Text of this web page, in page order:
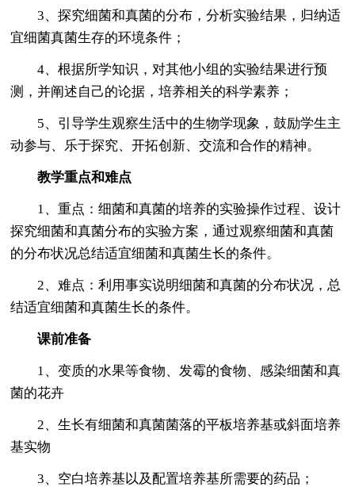
3、探究细菌和真菌的分布，分析实验结果，归纳适
宜细菌真菌生存的环境条件；
4、根据所学知识，对其他小组的实验结果进行预
测，并阐述自己的论据，培养相关的科学素养；
5、引导学生观察生活中的生物学现象，鼓励学生主
动参与、乐于探究、开拓创新、交流和合作的精神。
教学重点和难点
1、重点：细菌和真菌的培养的实验操作过程、设计
探究细菌和真菌分布的实验方案，通过观察细菌和真菌
的分布状况总结适宜细菌和真菌生长的条件。
2、难点：利用事实说明细菌和真菌的分布状况，总
结适宜细菌和真菌生长的条件。
课前准备
1、变质的水果等食物、发霉的食物、感染细菌和真
菌的花卉
2、生长有细菌和真菌菌落的平板培养基或斜面培养
基实物
3、空白培养基以及配置培养基所需要的药品；